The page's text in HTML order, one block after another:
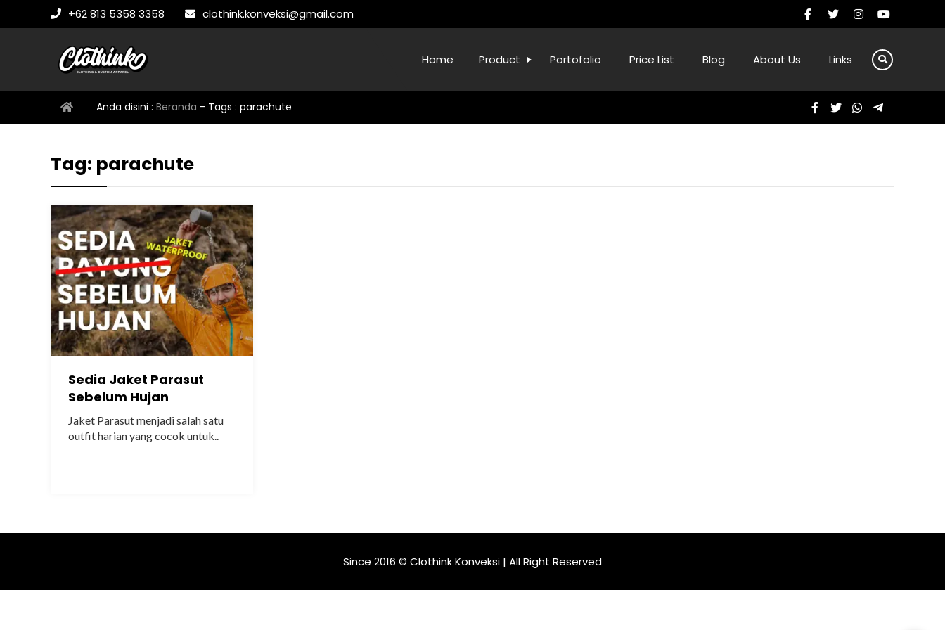
+62 813 5358 3358 clothink.konveksi@gmail.com
Home Product Portofolio Price List Blog About Us Links
Anda disini : Beranda - Tags : parachute
Tag: parachute
Sedia Jaket Parasut
Sebelum Hujan
Jaket Parasut menjadi salah satu
outfit harian yang cocok untuk..
Since 2016 © Clothink Konveksi | All Right Reserved